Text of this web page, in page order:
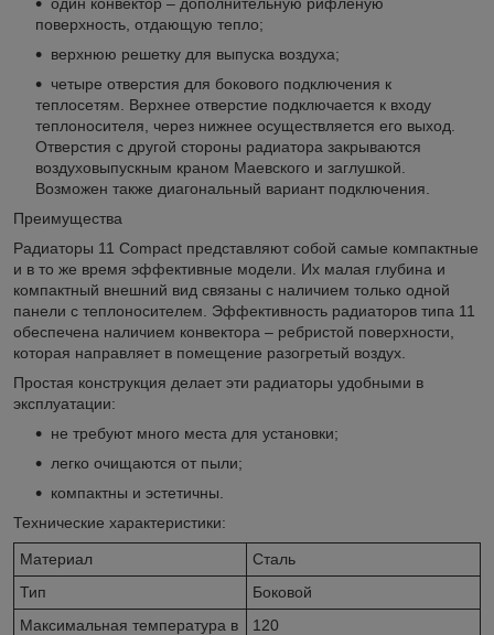
поверхность, отдающую тепло;
верхнюю решетку для выпуска воздуха;
четыре отверстия для бокового подключения к
теплосетям. Верхнее отверстие подключается к входу
теплоносителя, через нижнее осуществляется его выход.
Отверстия с другой стороны радиатора закрываются
воздуховыпускным краном Маевского и заглушкой.
Возможен также диагональный вариант подключения.
Преимущества
Радиаторы 11 Compact представляют собой самые компактные
и в то же время эффективные модели. Их малая глубина и
компактный внешний вид связаны с наличием только одной
панели с теплоносителем. Эффективность радиаторов типа 11
обеспечена наличием конвектора – ребристой поверхности,
которая направляет в помещение разогретый воздух.
Простая конструкция делает эти радиаторы удобными в
эксплуатации:
не требуют много места для установки;
легко очищаются от пыли;
компактны и эстетичны.
Технические характеристики:
Материал
Сталь
Тип
Боковой
Максимальная температура в
120